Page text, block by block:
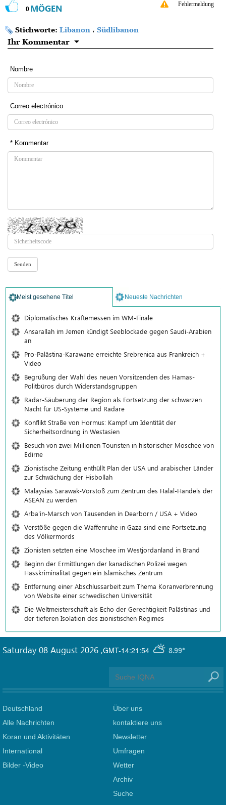
0 MÖGEN Fehlermeldung
Stichworte: Libanon ، Südlibanon
Ihr Kommentar
Nombre
Correo electrónico
* Kommentar
Meist gesehene Titel Neueste Nachrichten
Diplomatisches Kräftemessen im WM-Finale
Ansarallah im Jemen kündigt Seeblockade gegen Saudi-Arabien
an
Pro-Palästina-Karawane erreichte Srebrenica aus Frankreich +
Video
Begrüßung der Wahl des neuen Vorsitzenden des Hamas-
Politbüros durch Widerstandsgruppen
Radar-Säuberung der Region als Fortsetzung der schwarzen
Nacht für US-Systeme und Radare
Konflikt Straße von Hormus: Kampf um Identität der
Sicherheitsordnung in Westasien
Besuch von zwei Millionen Touristen in historischer Moschee von
Edirne
Zionistische Zeitung enthüllt Plan der USA und arabischer Länder
zur Schwächung der Hisbollah
Malaysias Sarawak-Vorstoß zum Zentrum des Halal-Handels der
ASEAN zu werden
Arba'in-Marsch von Tausenden in Dearborn / USA + Video
Verstöße gegen die Waffenruhe in Gaza sind eine Fortsetzung
des Völkermords
Zionisten setzten eine Moschee im Westjordanland in Brand
Beginn der Ermittlungen der kanadischen Polizei wegen
Hasskriminalität gegen ein Islamisches Zentrum
Entfernung einer Abschlussarbeit zum Thema Koranverbrennung
von Website einer schwedischen Universität
Die Weltmeisterschaft als Echo der Gerechtigkeit Palästinas und
der tieferen Isolation des zionistischen Regimes
GMT-14:21:54 8.99°
Saturday 08 August 2026 ,
Deutschland
Alle Nachrichten
Koran und Aktivitäten
International
Bilder -Video
Über uns
kontaktiere uns
Newsletter
Umfragen
Wetter
Archiv
Suche